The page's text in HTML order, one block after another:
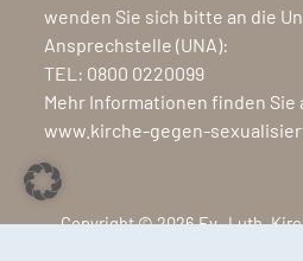
wenden Sie sich bitte an die
Ansprechstelle (UNA):
TEL: 0800 0220099
Mehr Informationen finden Sie
www.kirche-gegen-
Copyright © 2026 Ev.-Luth.